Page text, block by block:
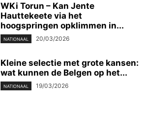
WKi Torun – Kan Jente
Hauttekeete via het
hoogspringen opklimmen in...
NATIONAAL 20/03/2026
Kleine selectie met grote kansen:
wat kunnen de Belgen op het...
NATIONAAL 19/03/2026